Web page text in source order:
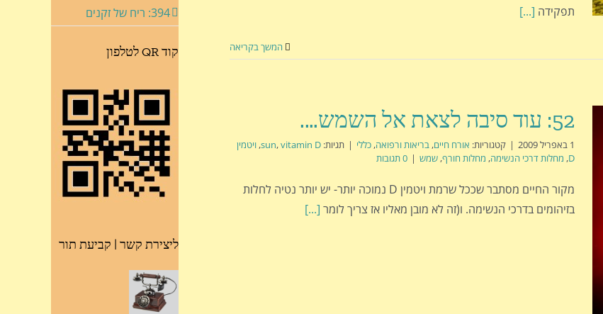
תפקידה [...]
המשך בקריאה
52: עוד סיבה לצאת אל השמש….
1 באפריל 2009 | קטגוריות: אורח חיים, בריאות ורפואה, כללי | תגיות: sun,vitamin D
, ויטמין
D
, מחלות דרכי הנשימה, מחלות חורף, שמש | 0 תגובות
מקור החיים מסתבר שככל שרמת ויטמין D נמוכה יותר- יש יותר נטיה לחלות
בזיהומים בדרכי הנשימה. ו(זה לא מובן מאליו אז צריך לומר [...]
394: ריח של זקנים
קוד QR לטלפון
ליצירת קשר | קביעת תור